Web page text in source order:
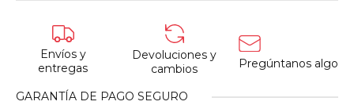
Envíos y
entregas
Devoluciones y
cambios
Pregúntanos algo
GARANTÍA DE PAGO SEGURO